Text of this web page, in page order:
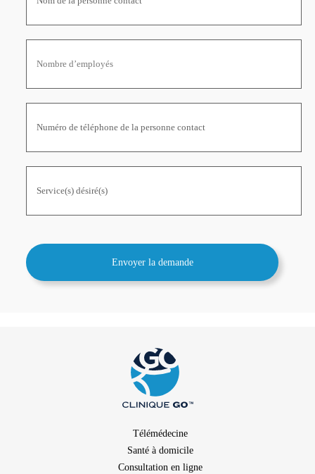
Télémédecine
Santé à domicile
Consultation en ligne